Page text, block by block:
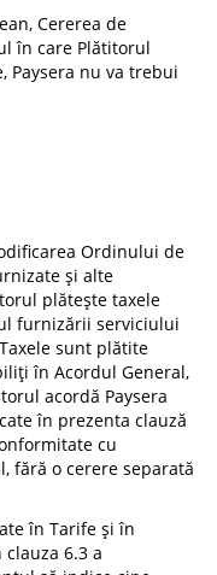
Cererea de
în care Plătitorul
Paysera nu va trebui
Ordinului de
și alte
plătește taxele
furnizării serviciului
sunt plătite
în Acordul General,
acordă Paysera
în prezenta clauză
cu
fără o cerere separată
în Tarife și în
6.3 a